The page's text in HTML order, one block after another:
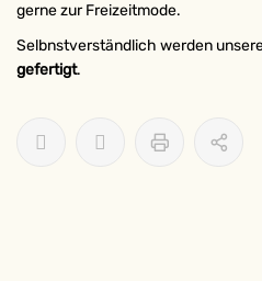
gerne zur Freizeitmode.
Selbnstverständlich werden
gefertigt.